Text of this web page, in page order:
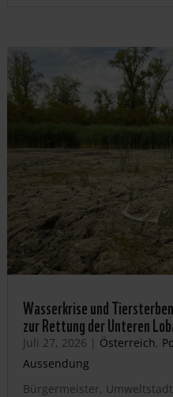
Wasserkrise und
zur Rettung der Unteren
Juli 27, 2026 | Österreich,
Aussendung
Bürgermeister,